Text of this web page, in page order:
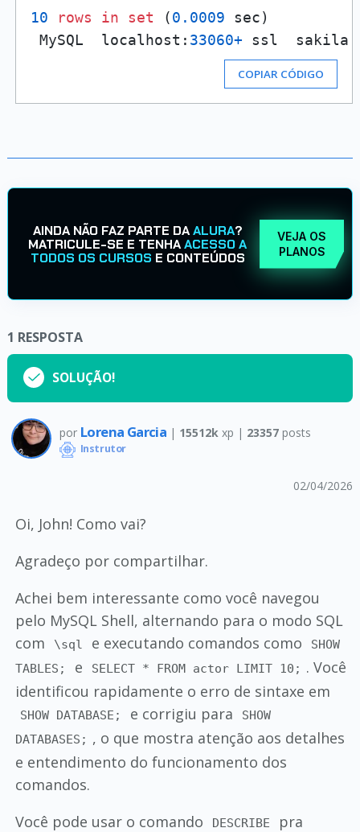
10
rows in set (0.0009 sec)
MySQL  localhost: 33060+ ssl
COPIAR CÓDIGO
AINDA NÃO FAZ PARTE DAALURA?
MATRICULE-SE E TENHAACESSO A
TODOS OS CURSOS E CONTEÚDOS
VEJA OS
PLANOS
1 RESPOSTA
SOLUÇÃO!
por Lorena Garcia | 15512k xp | 23357posts
Instrutor
02/04/2026
Oi, John! Como vai?
Agradeço por compartilhar.
Achei bem interessante como você navegou
pelo MySQL Shell, alternando para o modo SQL
com
\sql e executando comandos como
SHOW
TABLES;
e SELECT * FROM actor LIMIT 10; . Você
identificou rapidamente o erro de sintaxe em
SHOW DATABASE; e corrigiu para
SHOW
DATABASES; , o que mostra atenção aos detalhes
e entendimento do funcionamento dos
comandos.
Você pode usar o comando
DESCRIBE
pra